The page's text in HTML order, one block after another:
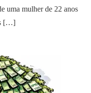
uma mulher de 22 anos
[…]